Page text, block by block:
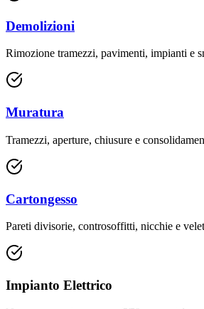
Demolizioni
Rimozione tramezzi, pavimenti, impianti e
Muratura
Tramezzi, aperture, chiusure e
Cartongesso
Pareti divisorie, controsoffitti, nicchie e
Impianto Elettrico